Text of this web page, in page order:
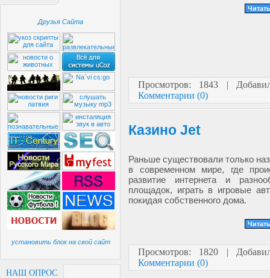
Друзья Сайта
установить блок на свой сайт
НАШ ОПРОС
Просмотров: 1843 |
Комментарии (0)
Казино Jet
Раньше существовали только
в современном мире, где
развитие интернета и
площадок, играть в игровые
покидая собственного дома.
Просмотров: 1820 |
Комментарии (0)